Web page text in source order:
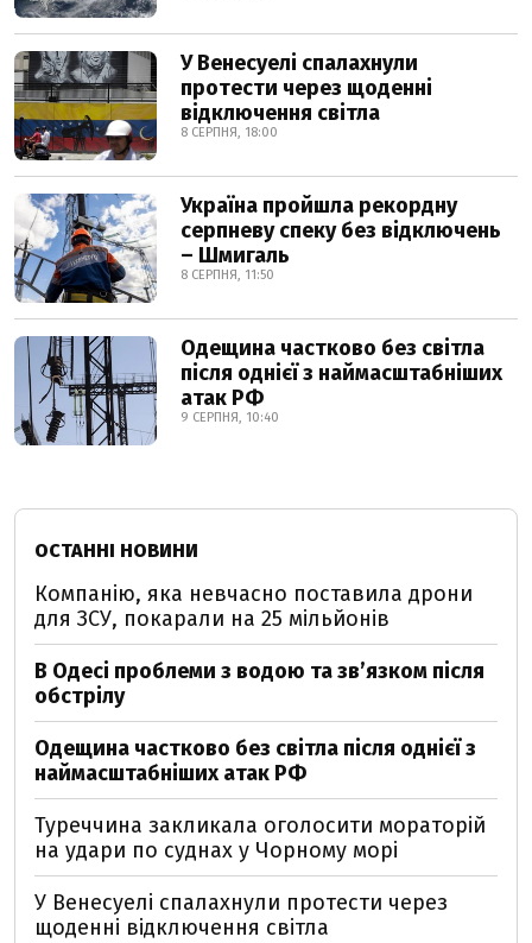
У Венесуелі спалахнули
протести через щоденні
відключення світла
8 СЕРПНЯ, 18:00
Україна пройшла рекордну
серпневу спеку без відключень
– Шмигаль
8 СЕРПНЯ, 11:50
Одещина частково без світла
після однієї з наймасштабніших
атак РФ
9 СЕРПНЯ, 10:40
ОСТАННІ НОВИНИ
Компанію, яка невчасно поставила дрони
для ЗСУ, покарали на 25 мільйонів
В Одесі проблеми з водою та звʼязком після
обстрілу
Одещина частково без світла після однієї з
наймасштабніших атак РФ
Туреччина закликала оголосити мораторій
на удари по суднах у Чорному морі
У Венесуелі спалахнули протести через
щоденні відключення світла